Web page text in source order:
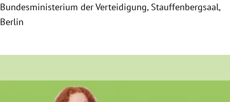
Bayern
Bundesministerium der Verteidigung, Stauffenbergsaal
Berlin